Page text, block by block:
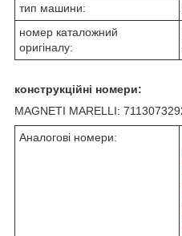
тип машини:
номер каталожний
оригіналу:
конструкційні номери:
MAGNETI MARELLI:
Аналогові номери: